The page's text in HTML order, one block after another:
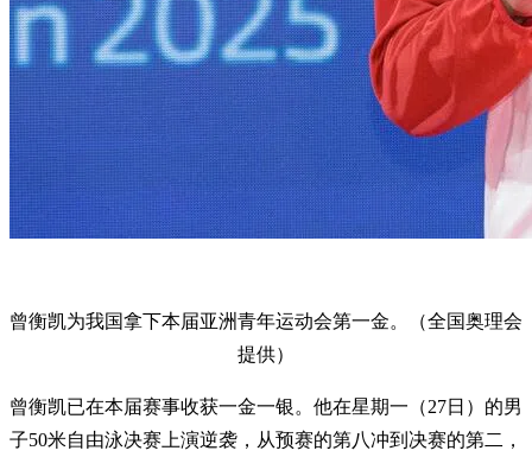
曾衡凯为我国拿下本届亚洲青年运动会第一金。（全国奥理会
提供）
曾衡凯已在本届赛事收获一金一银。他在星期一（27日）的男
子50米自由泳决赛上演逆袭，从预赛的第八冲到决赛的第二，